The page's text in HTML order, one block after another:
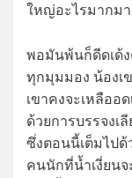
ใหญ่อะไรมากม
พอมันพ้นก็ดีดเด้ง
ทุกมุมมอง น้องเ
เขาคงจะเหลืออ
ด้วยการบรรจงเ
ซึ่งตอนนี้เต็มไปด้
คนนักที่น้ำเงี่ยนจ